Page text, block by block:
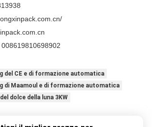
del CE e di formazione automatica
di Maamoul e di formazione automatica
dolce della luna 3KW